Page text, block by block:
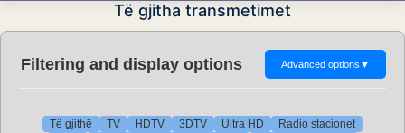
Të gjitha transmetimet
Filtering and display options Advanced options ▼
Të gjithë TV HDTV 3DTV Ultra HD
Radio stacionet